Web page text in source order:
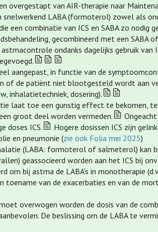
van AIR-therapie naar
snelwerkend LABA (formoterol) zowel als
een combinatie van ICS en SABA zo nodig
gecombineerd met een SABA
ondanks dagelijks gebruik
aangepast, in functie van de
of de patiënt niet blootgesteld wordt aan
inhalatietechniek, dosering).
laat toe een gunstig effect te bekomen,
groot deel worden vermeden.
doses ICS.
Hogere dosissen ICS zijn
en pneumonie (zie ook Folia mei 2025)
(LABA: formoterol of salmeterol) kan
geassocieerd worden aan het ICS bij
om bij astma de LABA's in monotherapie
toename van de exacerbaties en van de
overwogen worden de dosis van de
De beslissing om de LABA te